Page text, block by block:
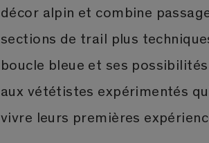
décor alpin et combine
sections de trail plus
boucle bleue et ses
aux vététistes expérimentés
vivre leurs premières